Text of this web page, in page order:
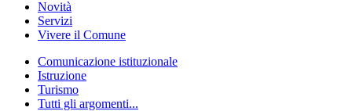
Novità
Servizi
Vivere il Comune
Comunicazione istituzionale
Istruzione
Turismo
Tutti gli argomenti...